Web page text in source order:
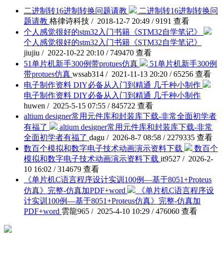
二进制转16进制转换问题请教
二进制转16进制转换问
题请教 格律诗科技 / 2018-12-7 20:49 / 9191 查看
个人感觉很好的stm32入门书籍《STM32自学笔记》
个人感觉很好的stm32入门书籍《STM32自学笔记》
jiujiu / 2022-10-22 20:10 / 749470 查看
51单片机新手300例带protues仿真
51单片机新手300例
带protues仿真 wssab314 / 2021-11-13 20:20 / 65256 查看
电子制作资料 DIY必备从入门到精通 几千种小制作
电子制作资料 DIY必备从入门到精通 几千种小制作
huwen / 2025-5-15 07:55 / 845722 查看
altium designer常用元件库和封装库下载-非常全面初学者
有福了
altium designer常用元件库和封装库下载-非常
全面初学者有福了 dagu / 2026-8-7 08:58 / 2279335 查看
数百个模拟和数字电子技术动画演示资料下载
数百个
模拟和数字电子技术动画演示资料下载 it9527 / 2026-2-
10 16:02 / 314679 查看
《单片机C语言程序设计实训100例—基于8051+Proteus
仿真》完整-仿真加PDF+word
《单片机C语言程序设
计实训100例—基于8051+Proteus仿真》完整-仿真加
PDF+word 雲龍965 / 2025-4-10 10:29 / 476060 查看